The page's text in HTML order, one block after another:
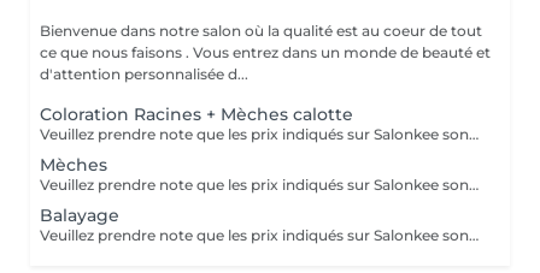
Bienvenue dans notre salon où la qualité est au coeur de tout
ce que nous faisons . Vous entrez dans un monde de beauté et
d'attention personnalisée d...
Coloration Racines + Mèches calotte
Veuillez prendre note que les prix indiqués sur Salonkee sont communiqués à titre informatif et s'entendent de base. Ces derniers sont susceptibles de varier selon le diagnostic réalisé à votre arrivée au salon et l'expertise du professionnel à qui vous confiez votre beauté. Dans tous les cas, un devis précis vous sera proposé et toutes réalisations de prestations seront effectuées avec votre accord. Un grand merci d'avance pour votre compréhension. Au plaisir de vous recevoir très vite.
Mèches
Veuillez prendre note que les prix indiqués sur Salonkee sont communiqués à titre informatif et s'entendent de base. Ces derniers sont susceptibles de varier selon le diagnostic réalisé à votre arrivée au salon et l'expertise du professionnel à qui vous confiez votre beauté. Dans tous les cas, un devis précis vous sera proposé et toutes réalisations de prestations seront effectuées avec votre accord. Un grand merci d'avance pour votre compréhension. Au plaisir de vous recevoir très vite.
Balayage
Veuillez prendre note que les prix indiqués sur Salonkee sont communiqués à titre informatif et s'entendent de base. Ces derniers sont susceptibles de varier selon le diagnostic réalisé à votre arrivée au salon et l'expertise du professionnel à qui vous confiez votre beauté. Dans tous les cas, un devis précis vous sera proposé et toutes réalisations de prestations seront effectuées avec votre accord. Un grand merci d'avance pour votre compréhension. Au plaisir de vous recevoir très vite.